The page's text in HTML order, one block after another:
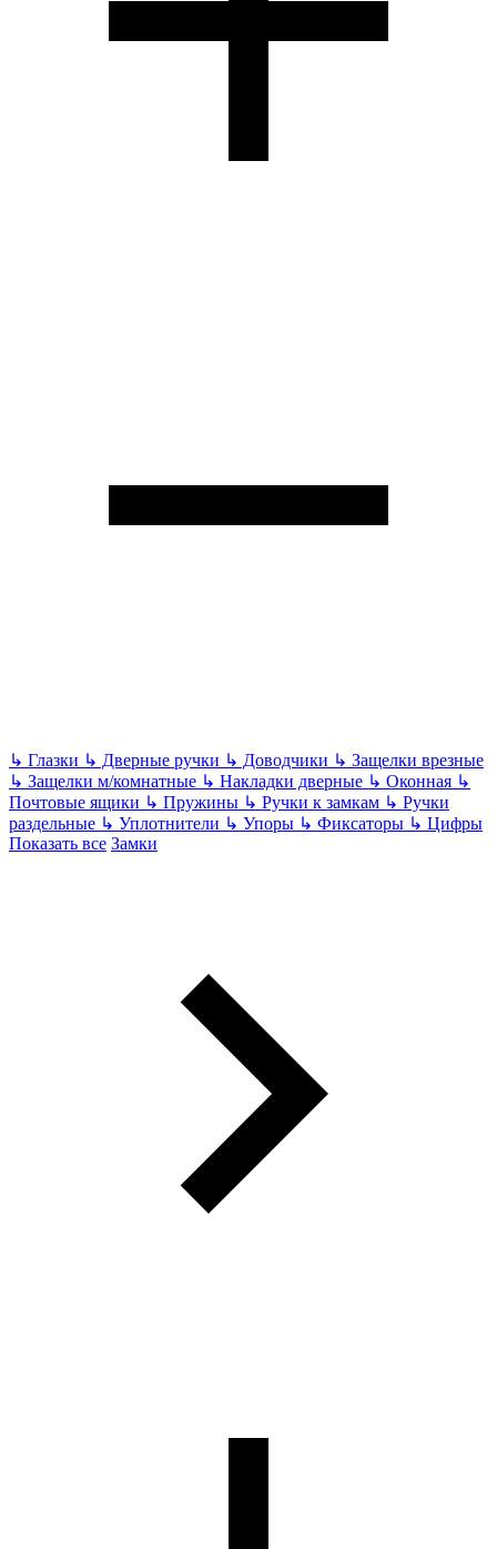
↳ Глазки ↳ Дверные ручки ↳ Доводчики ↳ Защелки врезные
↳ Защелки м/комнатные ↳ Накладки дверные ↳ Оконная ↳
Почтовые ящики ↳ Пружины ↳ Ручки к замкам ↳ Ручки
раздельные ↳ Уплотнители ↳ Упоры ↳ Фиксаторы ↳ Цифры
Показать все Замки